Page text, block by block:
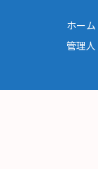
ホーム
管理人